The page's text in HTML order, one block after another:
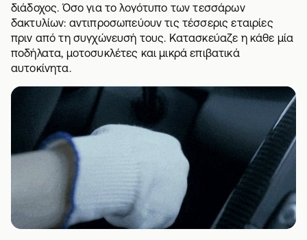
διάδοχος. Όσο για το λογότυπο των τεσσάρων
δακτυλίων: αντιπροσωπεύουν τις τέσσερις εταιρίες
πριν από τη συγχώνευσή τους. Κατασκεύαζε η κάθε μία
ποδήλατα, μοτοσυκλέτες και μικρά επιβατικά
αυτοκίνητα.